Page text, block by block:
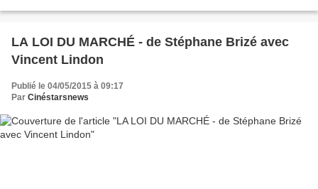
LA LOI DU MARCHÉ - de Stéphane Brizé avec
Vincent Lindon
Publié le 04/05/2015 à 09:17
Par Cinéstarsnews